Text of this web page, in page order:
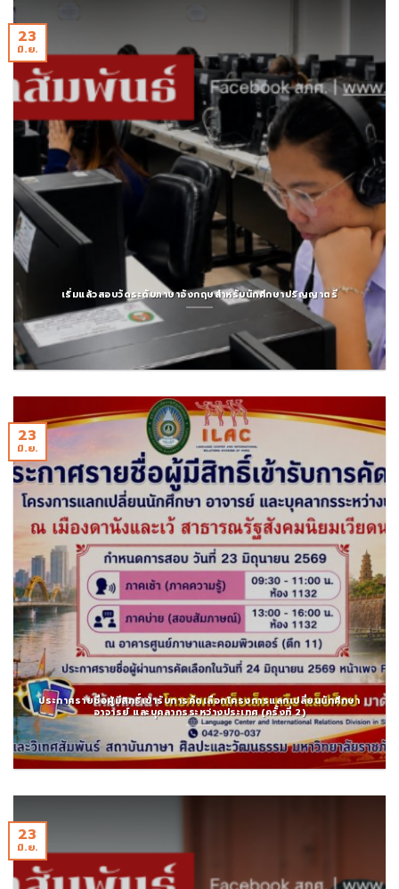
เริ่มแล้วสอบวัดระดับภาษาอังกฤษสำหรับนักศึกษาปริญญาตรี
23
มิ.ย.
ประกาศรายชื่อผู้มีสิทธิ์เข้ารับการคัดเลือกโครงการแลกเปลี่ยนนักศึกษา
อาจารย์ และบุคลากรระหว่างประเทศ (ครั้งที่ 2)
23
มิ.ย.
23
มิ.ย.